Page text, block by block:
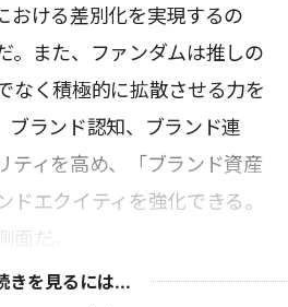
おける差別化を実現するの
。また、ファンダムは推しの
なく積極的に拡散させる力を
ブランド認知、ブランド連
ティを高め、「ブランド資産
ドエクイティを強化できる。
面だ。
きを見るには...